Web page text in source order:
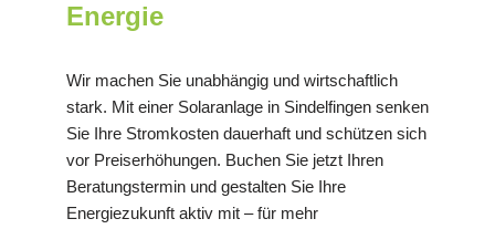
Energie
Wir machen Sie unabhängig und wirtschaftlich
stark. Mit einer Solaranlage in Sindelfingen senken
Sie Ihre Stromkosten dauerhaft und schützen sich
vor Preiserhöhungen. Buchen Sie jetzt Ihren
Beratungstermin und gestalten Sie Ihre
Energiezukunft aktiv mit – für mehr